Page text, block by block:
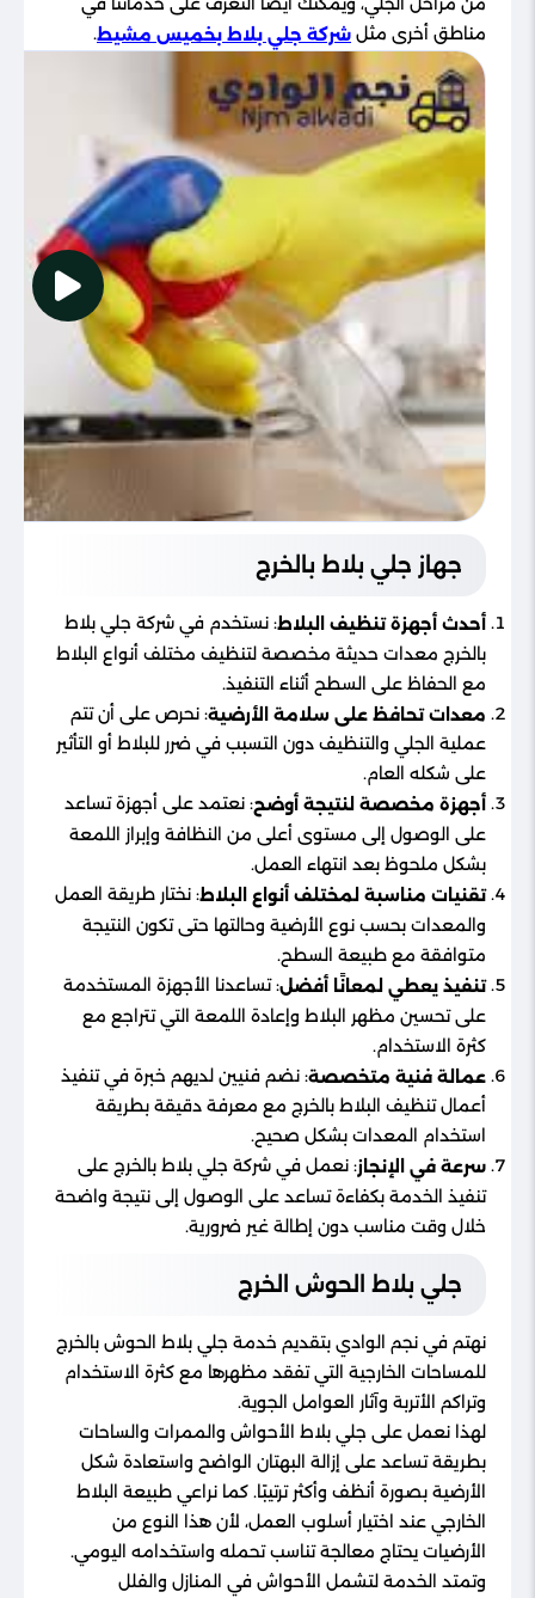
مناطق أخرى مثل شركة جلي بلاط بخميس مشيط.
جهاز جلي بلاط بالخرج
أحدث أجهزة تنظيف البلاط: نستخدم في شركة جلي بلاط
بالخرج معدات حديثة مخصصة لتنظيف مختلف أنواع البلاط
مع الحفاظ على السطح أثناء التنفيذ.
معدات تحافظ على سلامة الأرضية: نحرص على أن تتم
عملية الجلي والتنظيف دون التسبب في ضرر للبلاط أو التأثير
على شكله العام.
أجهزة مخصصة لنتيجة أوضح: نعتمد على أجهزة تساعد
على الوصول إلى مستوى أعلى من النظافة وإبراز اللمعة
بشكل ملحوظ بعد انتهاء العمل.
تقنيات مناسبة لمختلف أنواع البلاط: نختار طريقة العمل
والمعدات بحسب نوع الأرضية وحالتها حتى تكون النتيجة
متوافقة مع طبيعة السطح.
تنفيذ يعطي لمعانًا أفضل: تساعدنا الأجهزة المستخدمة
على تحسين مظهر البلاط وإعادة اللمعة التي تتراجع مع
كثرة الاستخدام.
عمالة فنية متخصصة: نضم فنيين لديهم خبرة في تنفيذ
أعمال تنظيف البلاط بالخرج مع معرفة دقيقة بطريقة
استخدام المعدات بشكل صحيح.
سرعة في الإنجاز: نعمل في شركة جلي بلاط بالخرج على
تنفيذ الخدمة بكفاءة تساعد على الوصول إلى نتيجة واضحة
خلال وقت مناسب دون إطالة غير ضرورية.
جلي بلاط الحوش​ الخرج
نهتم في نجم الوادي بتقديم خدمة جلي بلاط الحوش بالخرج
للمساحات الخارجية التي تفقد مظهرها مع كثرة الاستخدام
وتراكم الأتربة وآثار العوامل الجوية.
لهذا نعمل على جلي بلاط الأحواش والممرات والساحات
بطريقة تساعد على إزالة البهتان الواضح واستعادة شكل
الأرضية بصورة أنظف وأكثر ترتيبًا. كما نراعي طبيعة البلاط
الخارجي عند اختيار أسلوب العمل، لأن هذا النوع من
الأرضيات يحتاج معالجة تناسب تحمله واستخدامه اليومي.
وتمتد الخدمة لتشمل الأحواش في المنازل والفلل